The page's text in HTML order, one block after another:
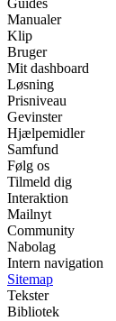
Guides
Manualer
Klip
Bruger
Mit dashboard
Løsning
Prisniveau
Gevinster
Hjælpemidler
Samfund
Følg os
Tilmeld dig
Interaktion
Mailnyt
Community
Nabolag
Intern navigation
Sitemap
Tekster
Bibliotek